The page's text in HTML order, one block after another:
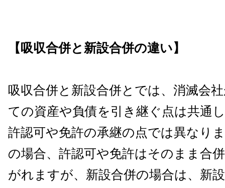
【吸収合併と新設合併の違い】
吸収合併と新設合併とでは、消滅会
ての資産や負債を引き継ぐ点は共通
許認可や免許の承継の点では異なり
の場合、許認可や免許はそのまま合
がれますが、新設合併の場合は、新